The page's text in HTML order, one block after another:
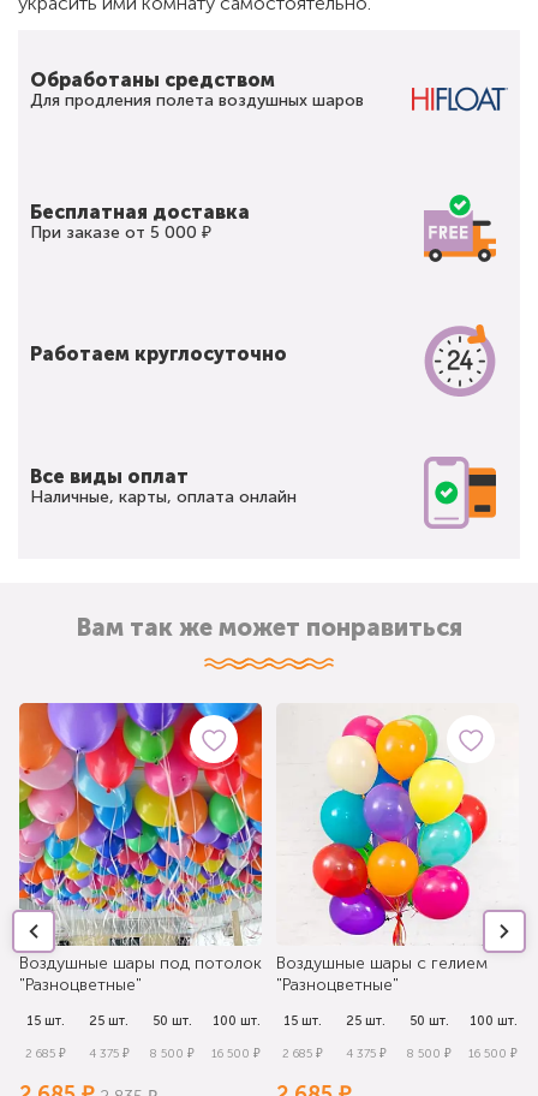
Обработаны средством
Для продления полета воздушных шаров
Бесплатная доставка
При заказе от 5 000 ₽
Работаем круглосуточно
Все виды оплат
Наличные, карты, оплата онлайн
Вам так же может понравиться
Воздушные шары под потолок
"Разноцветные"
15 шт.
2 685 ₽
25 шт.
4 375 ₽
50 шт.
8 500 ₽
100 шт.
16 500 ₽
Воздушные шары с гелием
"Разноцветные"
15 шт.
2 685 ₽
25 шт.
4 375 ₽
50 шт.
8 500 ₽
100 шт.
16 500 ₽